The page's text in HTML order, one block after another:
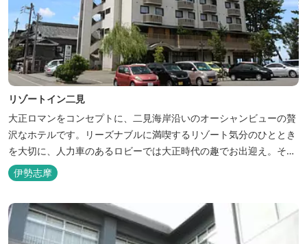
リゾートイン二見
大正ロマンをコンセプトに、二見海岸沿いのオーシャンビューの贅
沢なホテルです。リーズナブルに満喫するリゾート気分のひととき
を大切に、人力車のあるロビーでは大正時代の趣でお出迎え。そし
て、抜群の眺めが自慢の露天風呂｢七福の湯｣は、趣向を凝らした七
つのお風呂のうち、五つをご宿泊者様無料の貸切風呂としてご利用
が可能です。
伊勢志摩